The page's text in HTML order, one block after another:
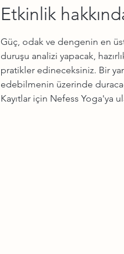
Etkinlik
Güç, odak ve dengenin en
duruşu analizi yapacak,
pratikler edineceksiniz. Bir
edebilmenin üzerinde
Kayıtlar için Nefess Yoga'ya